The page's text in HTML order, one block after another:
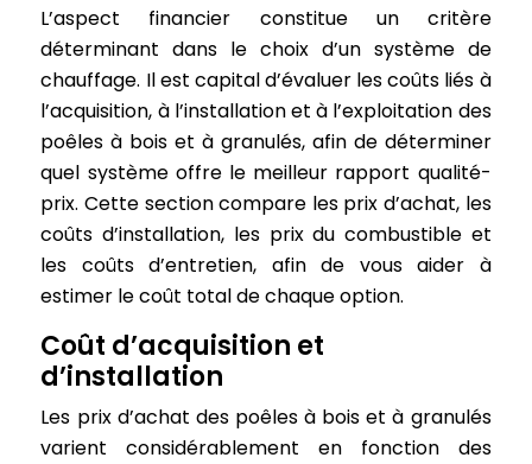
L’aspect financier constitue un critère
déterminant dans le choix d’un système de
chauffage. Il est capital d’évaluer les coûts liés à
l’acquisition, à l’installation et à l’exploitation des
poêles à bois et à granulés, afin de déterminer
quel système offre le meilleur rapport qualité-
prix. Cette section compare les prix d’achat, les
coûts d’installation, les prix du combustible et
les coûts d’entretien, afin de vous aider à
estimer le coût total de chaque option.
Coût d’acquisition et
d’installation
Les prix d’achat des poêles à bois et à granulés
varient considérablement en fonction des